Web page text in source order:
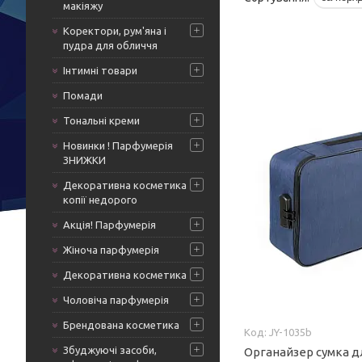
макіяжу
Коректори, рум'яна і
пудра для обличчя
Інтимні товари
Помади
Тональні креми
Новинки ! Парфумерія
ЗНИЖКИ
Декоративна косметика
копії недорого
Акція! Парфумерія
Жіноча парфумерія
Декоративна косметика
Чоловіча парфумерія
Брендована косметика
Збуджуючі засоби,
JY-1035b
Органайзер сумка